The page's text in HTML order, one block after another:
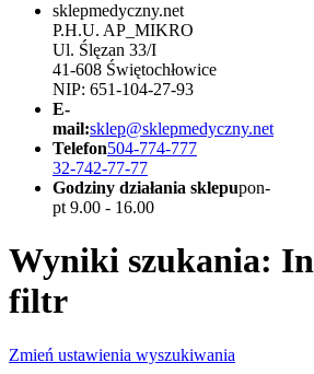
sklepmedyczny.net
P.H.U. AP_MIKRO
Ul. Ślęzan 33/I
41-608 Świętochłowice
NIP: 651-104-27-93
E-
mail:sklep@sklepmedyczny.net
Telefon504-774-777
32-742-77-77
Godziny działania sklepupon-
pt 9.00 - 16.00
Wyniki szukania:
filtr
Zmień ustawienia wyszukiwania